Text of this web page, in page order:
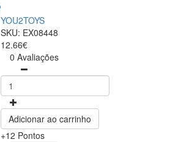
YOU2TOYS
SKU: EX08448
12.66€
0 Avaliações
Adicionar ao carrinho
+12 Pontos